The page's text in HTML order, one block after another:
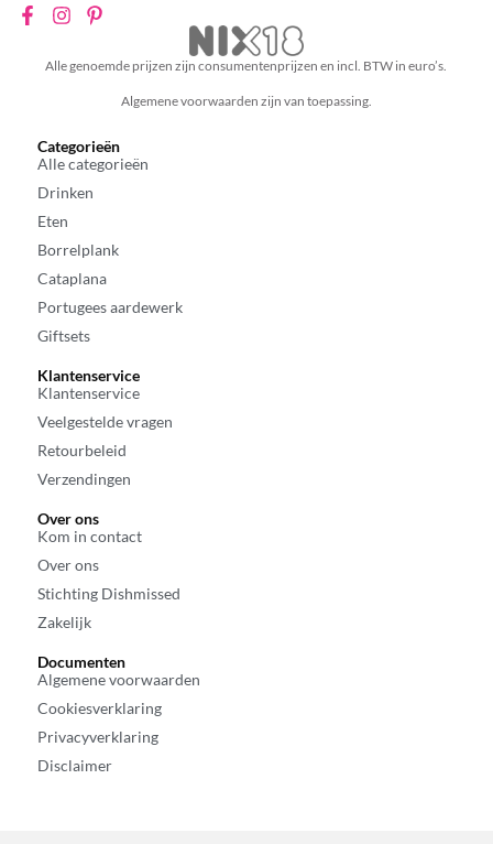
Alle genoemde prijzen zijn consumentenprijzen en incl. BTW in euro’s.
Algemene voorwaarden zijn van toepassing.
Categorieën
Alle categorieën
Drinken
Eten
Borrelplank
Cataplana
Portugees aardewerk
Giftsets
Klantenservice
Klantenservice
Veelgestelde vragen
Retourbeleid
Verzendingen
Over ons
Kom in contact
Over ons
Stichting Dishmissed
Zakelijk
Documenten
Algemene voorwaarden
Cookiesverklaring
Privacyverklaring
Disclaimer